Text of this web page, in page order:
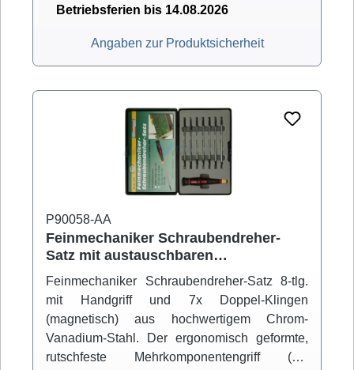
Betriebsferien bis 14.08.2026
Angaben zur Produktsicherheit
P90058-AA
Feinmechaniker Schraubendreher-
Satz mit austauschbaren
Doppelklingen
Feinmechaniker Schraubendreher-Satz 8-tlg.
mit Handgriff und 7x Doppel-Klingen
(magnetisch) aus hochwertigem Chrom-
Vanadium-Stahl. Der ergonomisch geformte,
rutschfeste Mehrkomponentengriff (mit